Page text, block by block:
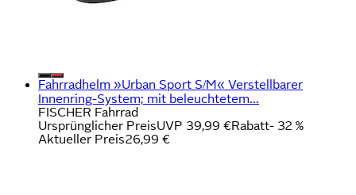
Fahrradhelm »Urban Sport S/M« Verstellbarer
Innenring-System; mit beleuchtetem...
FISCHER Fahrrad
Ursprünglicher PreisUVP 39,99 €Rabatt- 32 %
Aktueller Preis26,99 €